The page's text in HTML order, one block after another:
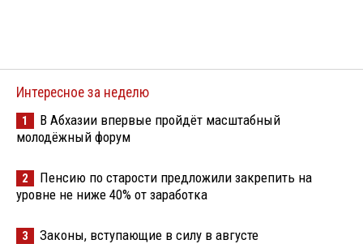
Интересное за неделю
1
В Абхазии впервые пройдёт масштабный
молодёжный форум
2
Пенсию по старости предложили закрепить на
уровне не ниже 40% от заработка
3 Законы, вступающие в силу в августе